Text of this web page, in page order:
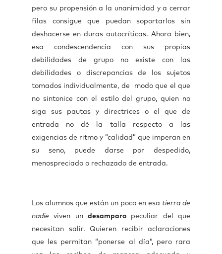
pero su propensión a la unanimidad y a cerrar
filas consigue que puedan soportarlos sin
deshacerse en duras autocríticas. Ahora bien,
esa condescendencia con sus propias
debilidades de grupo no existe con las
debilidades o discrepancias de los sujetos
tomados individualmente, de modo que el que
no sintonice con el estilo del grupo, quien no
siga sus pautas y directrices o el que de
entrada no dé la talla respecto a las
exigencias de ritmo y “calidad” que imperan en
su seno, puede darse por despedido,
menospreciado o rechazado de entrada.
Los alumnos que están un poco en esa tierra de
nadieviven undesamparo peculiar del que
necesitan salir. Quieren recibir aclaraciones
que les permitan “ponerse al día”, pero rara